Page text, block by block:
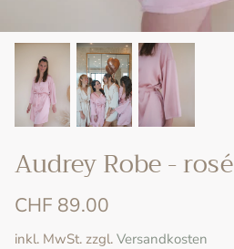
Audrey Robe - rosé
CHF 89.00
inkl. MwSt. zzgl. Versandkosten